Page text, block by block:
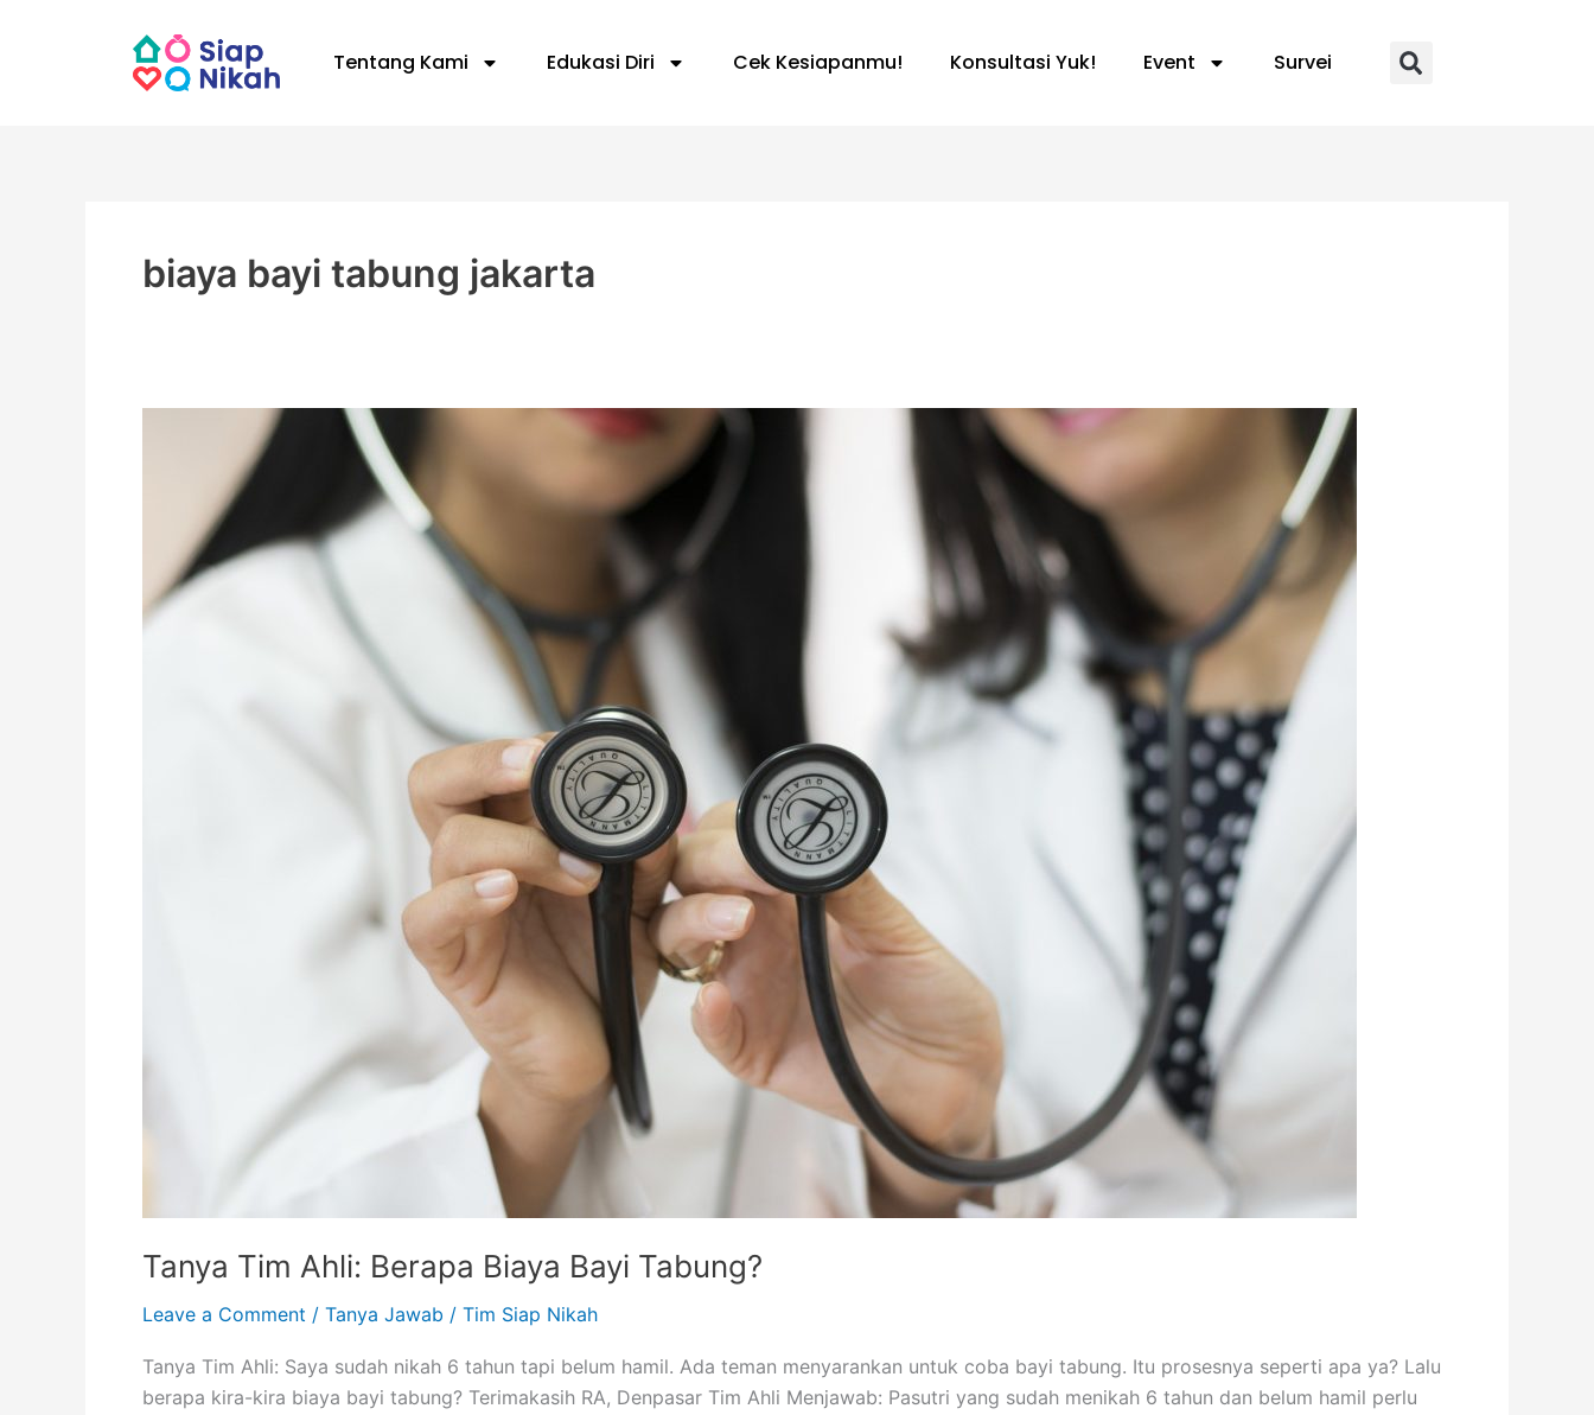
Tentang Kami Edukasi Diri Cek Kesiapanmu! Konsultasi Yuk! Event Survei
biaya bayi tabung jakarta
Tanya Tim Ahli: Berapa Biaya Bayi Tabung?
Leave a Comment / Tanya Jawab / Tim Siap Nikah
Tanya Tim Ahli: Saya sudah nikah 6 tahun tapi belum hamil. Ada teman menyarankan untuk coba bayi tabung. Itu prosesnya seperti apa ya? Lalu
berapa kira-kira biaya bayi tabung? Terimakasih RA, Denpasar Tim Ahli Menjawab: Pasutri yang sudah menikah 6 tahun dan belum hamil perlu
Biaya
Bayi
Tabung?